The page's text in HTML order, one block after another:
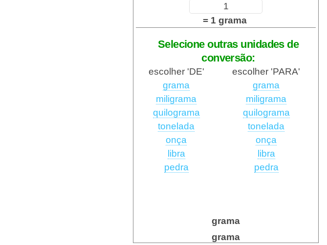
= 1 grama
Selecione outras unidades de
conversão:
escolher 'DE'
escolher 'PARA'
grama
miligrama
quilograma
tonelada
onça
libra
pedra
grama
miligrama
quilograma
tonelada
onça
libra
pedra
grama
grama